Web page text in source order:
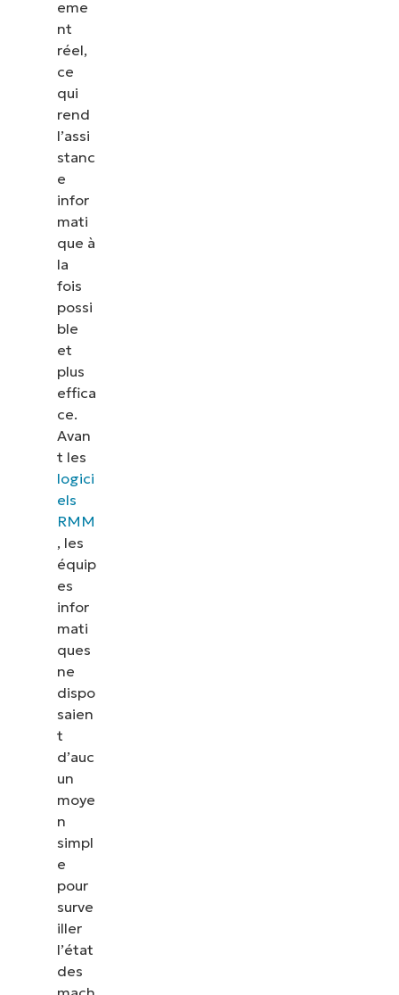
eme
nt
réel,
ce
qui
rend
l’assi
stanc
e
infor
mati
que à
la
fois
possi
ble
et
plus
effica
ce.
Avan
t les
logici
els
RMM
, les
équip
es
infor
mati
ques
ne
dispo
saien
t
d’auc
un
moye
n
simpl
e
pour
surve
iller
l’état
des